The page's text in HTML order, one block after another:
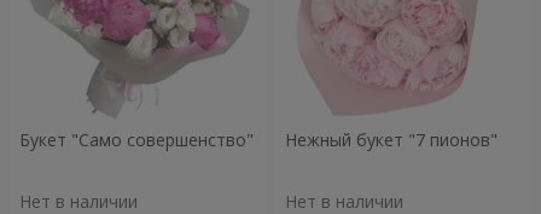
Букет "Само совершенство"
Нет в наличии
Нежный букет "7 пионов"
Нет в наличии